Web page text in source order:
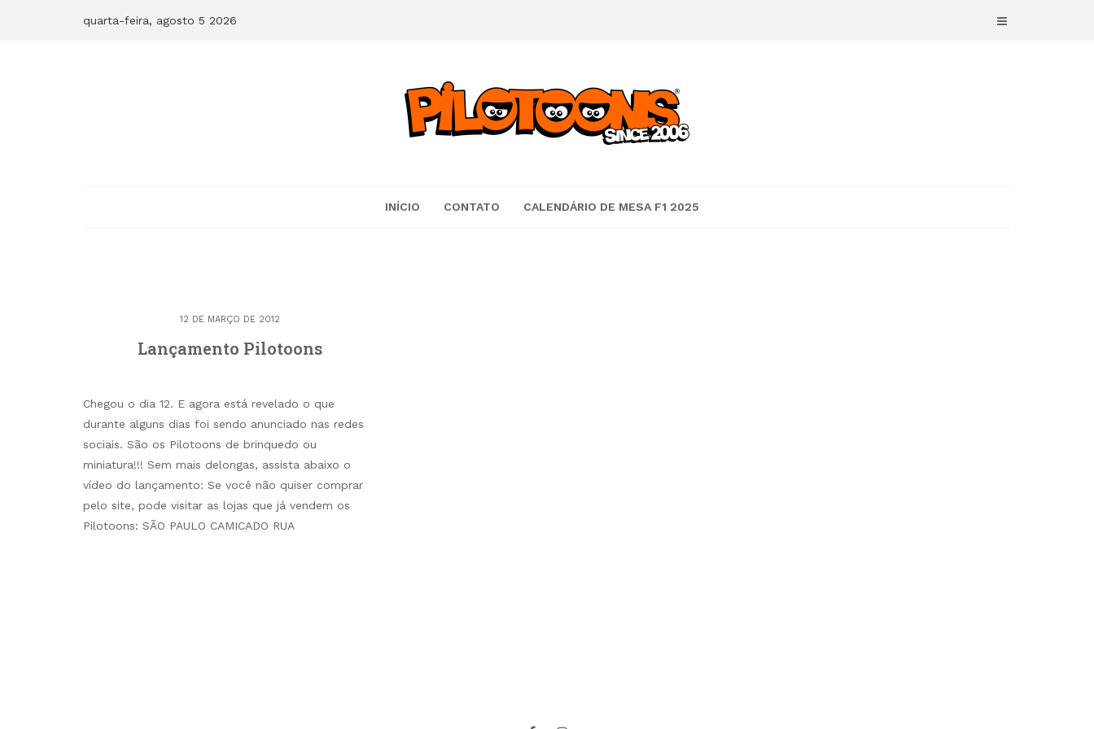
quarta-feira, agosto 5 2026
INÍCIO CONTATO CALENDÁRIO DE MESA F1 2025
12 DE MARÇO DE 2012
Lançamento Pilotoons
Chegou o dia 12. E agora está revelado o que
durante alguns dias foi sendo anunciado nas redes
sociais. São os Pilotoons de brinquedo ou
miniatura!!! Sem mais delongas, assista abaixo o
vídeo do lançamento: Se você não quiser comprar
pelo site, pode visitar as lojas que já vendem os
Pilotoons: SÃO PAULO CAMICADO RUA